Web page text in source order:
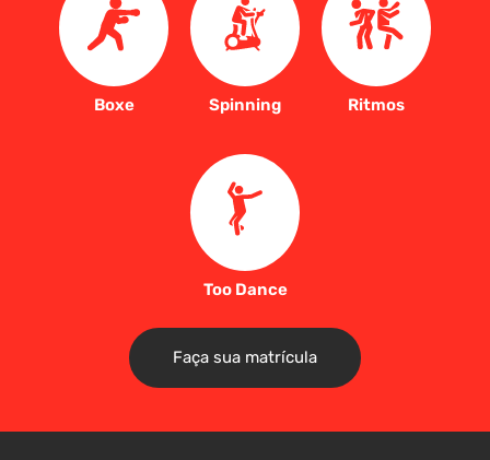
Boxe Spinning Ritmos
Too Dance
Faça sua matrícula